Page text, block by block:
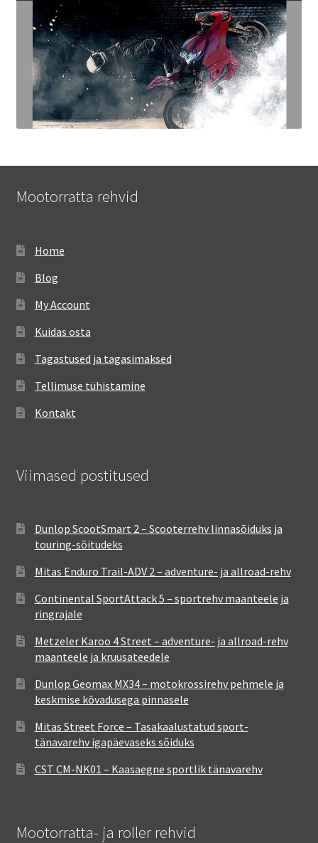
Mootorratta rehvid
Home
Blog
My Account
Kuidas osta
Tagastused ja tagasimaksed
Tellimuse tühistamine
Kontakt
Viimased postitused
Dunlop ScootSmart 2 – Scooterrehv linnasõiduks ja
touring-sõitudeks
Mitas Enduro Trail-ADV 2 – adventure- ja allroad-rehv
Continental SportAttack 5 – sportrehv maanteele ja
ringrajale
Metzeler Karoo 4 Street – adventure- ja allroad-rehv
maanteele ja kruusateedele
Dunlop Geomax MX34 – motokrossirehv pehmele ja
keskmise kõvadusega pinnasele
Mitas Street Force – Tasakaalustatud sport-
tänavarehv igapäevaseks sõiduks
CST CM-NK01 – Kaasaegne sportlik tänavarehv
Mootorratta- ja roller rehvid